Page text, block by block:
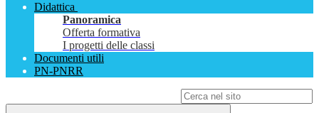
Didattica
Panoramica
Offerta formativa
I progetti delle classi
Documenti utili
PN-PNRR